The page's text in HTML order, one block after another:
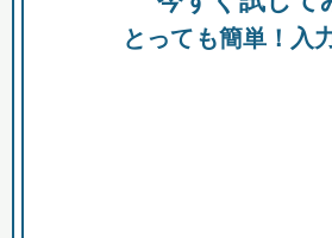
とっても簡単！入